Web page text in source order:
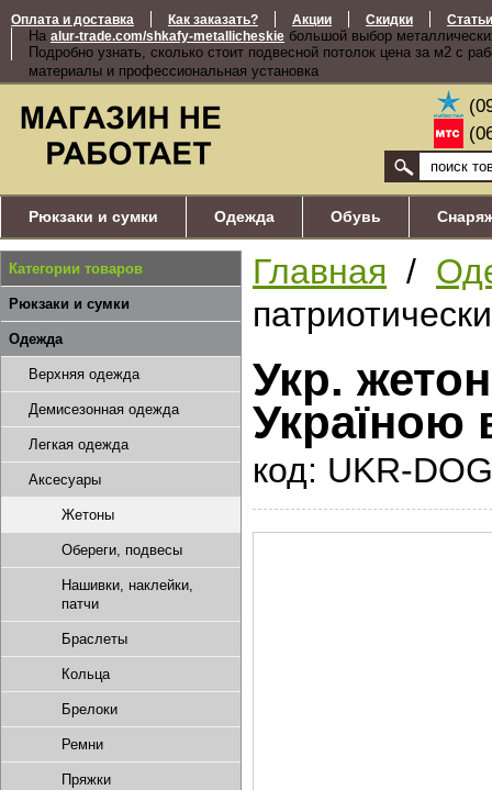
Оплата и доставка Как заказать? Акции Скидки Статьи
На alur-trade.com/shkafy-metallicheskie большой выбор
Подробно узнать, сколько стоит подвесной потолок цена за м2 с
материалы и профессиональная установка
Рюкзаки и сумки Одежда Обувь
Категории товаров
Рюкзаки и сумки
Одежда
Верхняя одежда
Демисезонная одежда
Легкая одежда
Аксесуары
Жетоны
Обереги, подвесы
Нашивки, наклейки,
патчи
Браслеты
Кольца
Брелоки
Ремни
Пряжки
Главная /
Укр.
Україною
код: UKR-